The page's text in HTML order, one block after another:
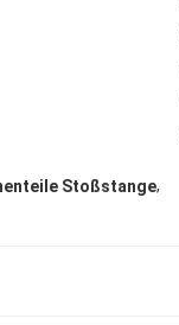
Stoßstange,